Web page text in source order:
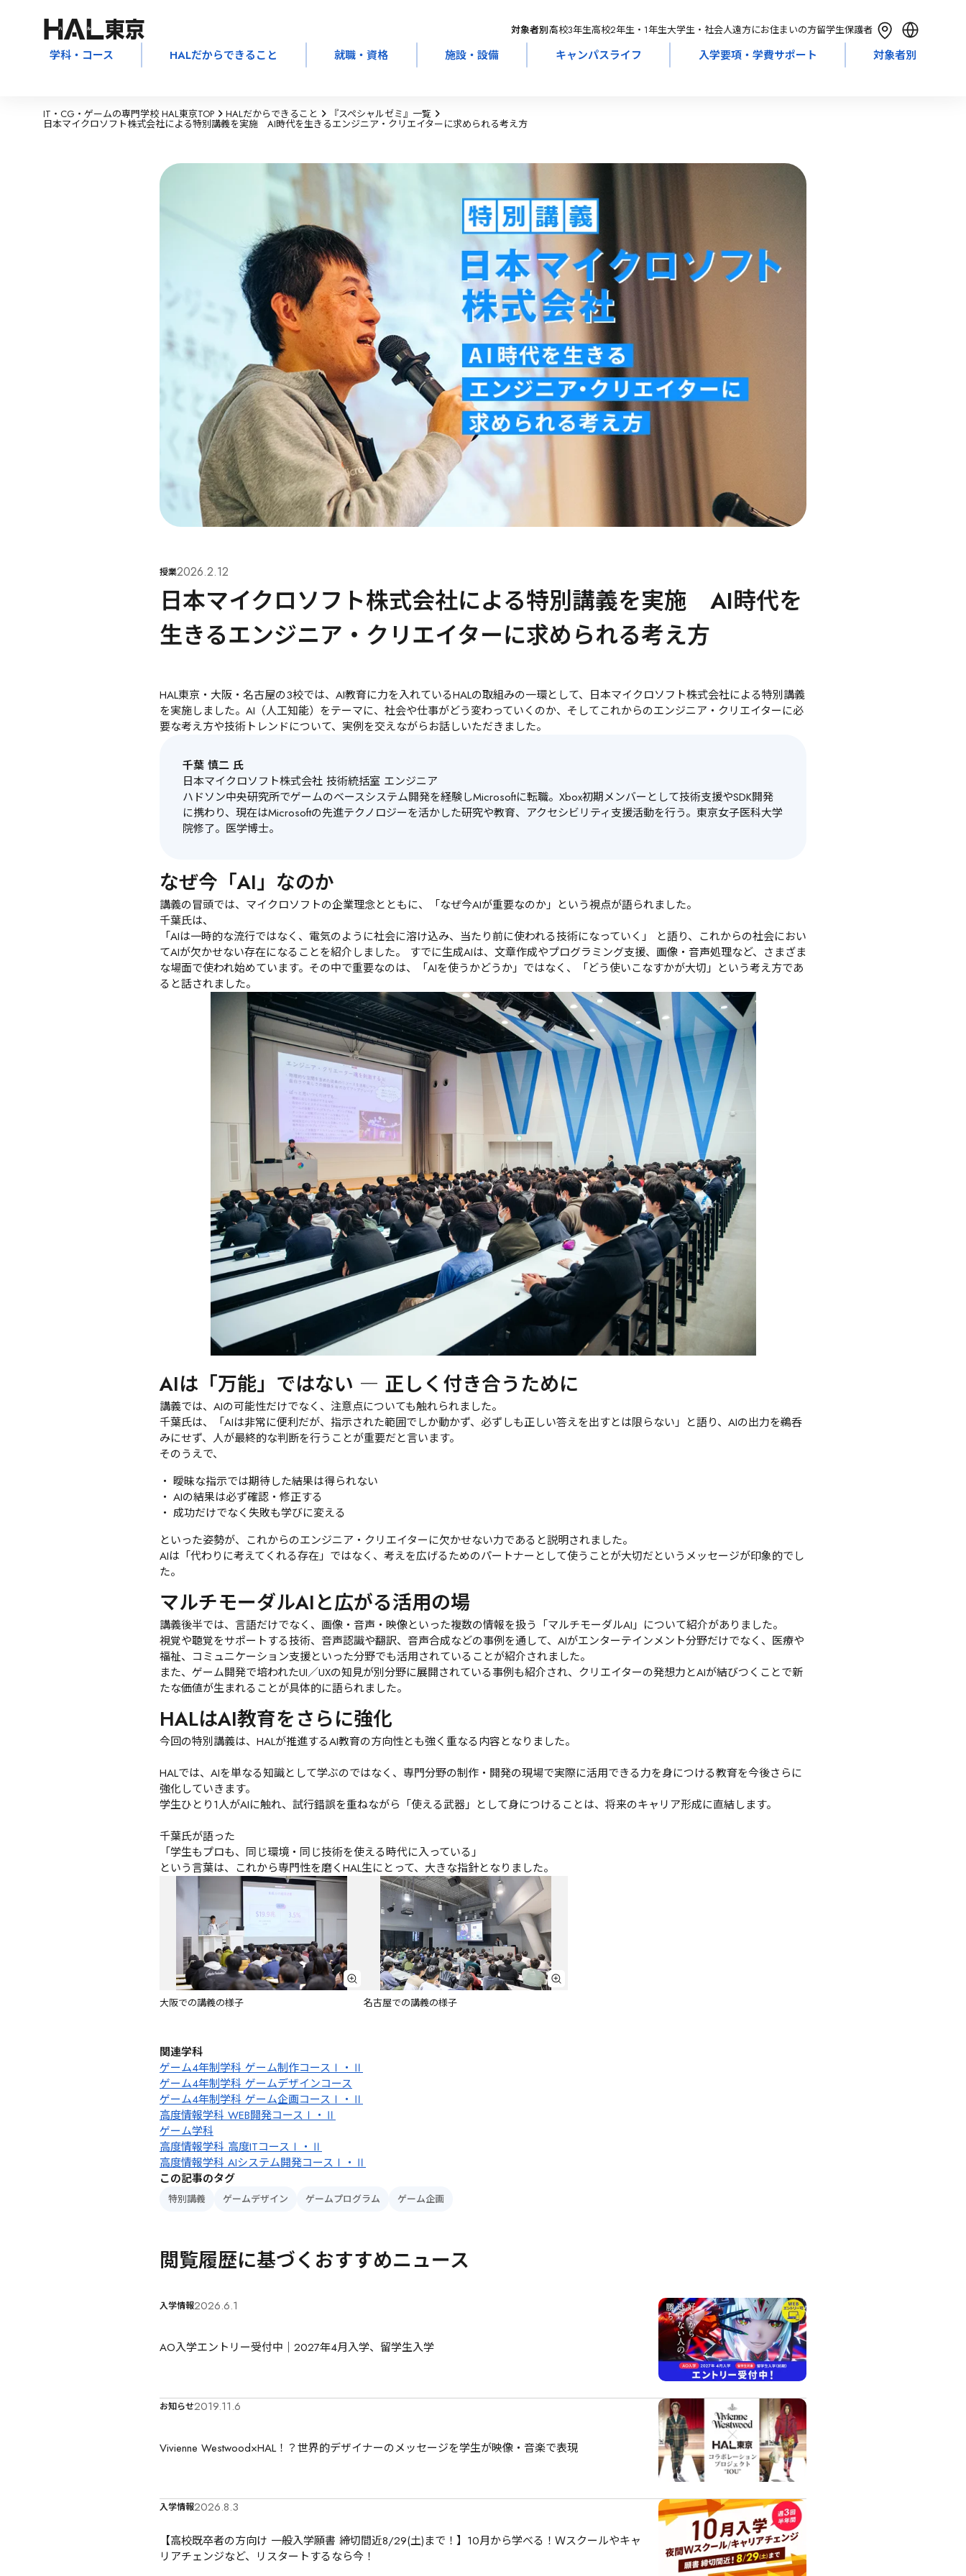
対象者別：高校3年生高校2年生・1年生大学生・社会人遠方にお住まいの方留学生保護者
English
学科・コース HALだからできること 就職・資格 施設・設備 キャンパスライフ 入学要項・学費サポート 対象者別
IT・CG・ゲームの専門学校 HAL東京TOP HALだからできること 『スペシャルゼミ』一覧
日本マイクロソフト株式会社による特別講義を実施 AI時代を生きるエンジニア・クリエイターに求められる考え方
授業2026.2.12
日本マイクロソフト株式会社による特別講義を実施　AI時代を
生きるエンジニア・クリエイターに求められる考え方
HAL東京・大阪・名古屋の3校では、AI教育に力を入れているHALの取組みの一環として、日本マイクロソフト株式会社による特別講義
を実施しました。AI（人工知能）をテーマに、社会や仕事がどう変わっていくのか、そしてこれからのエンジニア・クリエイターに必
要な考え方や技術トレンドについて、実例を交えながらお話しいただきました。
千葉 慎二 氏
日本マイクロソフト株式会社 技術統括室 エンジニア
ハドソン中央研究所でゲームのベースシステム開発を経験しMicrosoftに転職。Xbox初期メンバーとして技術支援やSDK開発
に携わり、現在はMicrosoftの先進テクノロジーを活かした研究や教育、アクセシビリティ支援活動を行う。東京女子医科大学
院修了。医学博士。
なぜ今「AI」なのか
講義の冒頭では、マイクロソフトの企業理念とともに、「なぜ今AIが重要なのか」という視点が語られました。
千葉氏は、
「AIは一時的な流行ではなく、電気のように社会に溶け込み、当たり前に使われる技術になっていく」 と語り、これからの社会におい
てAIが欠かせない存在になることを紹介しました。 すでに生成AIは、文章作成やプログラミング支援、画像・音声処理など、さまざま
な場面で使われ始めています。その中で重要なのは、「AIを使うかどうか」ではなく、「どう使いこなすかが大切」という考え方であ
ると話されました。
AIは「万能」ではない ― 正しく付き合うために
講義では、AIの可能性だけでなく、注意点についても触れられました。
千葉氏は、「AIは非常に便利だが、指示された範囲でしか動かず、必ずしも正しい答えを出すとは限らない」と語り、AIの出力を鵜呑
みにせず、人が最終的な判断を行うことが重要だと言います。
そのうえで、
曖昧な指示では期待した結果は得られない
AIの結果は必ず確認・修正する
成功だけでなく失敗も学びに変える
といった姿勢が、これからのエンジニア・クリエイターに欠かせない力であると説明されました。
AIは「代わりに考えてくれる存在」ではなく、考えを広げるためのパートナーとして使うことが大切だというメッセージが印象的でし
た。
マルチモーダルAIと広がる活用の場
講義後半では、言語だけでなく、画像・音声・映像といった複数の情報を扱う「マルチモーダルAI」について紹介がありました。
視覚や聴覚をサポートする技術、音声認識や翻訳、音声合成などの事例を通して、AIがエンターテインメント分野だけでなく、医療や
福祉、コミュニケーション支援といった分野でも活用されていることが紹介されました。
また、ゲーム開発で培われたUI／UXの知見が別分野に展開されている事例も紹介され、クリエイターの発想力とAIが結びつくことで新
たな価値が生まれることが具体的に語られました。
HALはAI教育をさらに強化
今回の特別講義は、HALが推進するAI教育の方向性とも強く重なる内容となりました。
HALでは、AIを単なる知識として学ぶのではなく、専門分野の制作・開発の現場で実際に活用できる力を身につける教育を今後さらに
強化していきます。
学生ひとり1人がAIに触れ、試行錯誤を重ねながら「使える武器」として身につけることは、将来のキャリア形成に直結します。
千葉氏が語った
「学生もプロも、同じ環境・同じ技術を使える時代に入っている」
という言葉は、これから専門性を磨くHAL生にとって、大きな指針となりました。
大阪での講義の様子 名古屋での講義の様子
関連学科
ゲーム4年制学科 ゲーム制作コースⅠ・Ⅱ
ゲーム4年制学科 ゲームデザインコース
ゲーム4年制学科 ゲーム企画コースⅠ・Ⅱ
高度情報学科 WEB開発コースⅠ・Ⅱ
ゲーム学科
高度情報学科 高度ITコースⅠ・Ⅱ
高度情報学科 AIシステム開発コースⅠ・Ⅱ
この記事のタグ
特別講義 ゲームデザイン ゲームプログラム ゲーム企画
閲覧履歴に基づくおすすめニュース
入学情報2026.6.1
AO入学エントリー受付中｜2027年4月入学、留学生入学
お知らせ2019.11.6
Vivienne Westwood×HAL！？世界的デザイナーのメッセージを学生が映像・音楽で表現
入学情報2026.8.3
【高校既卒者の方向け 一般入学願書 締切間近8/29(土)まで！】10月から学べる！Ｗスクールやキャ
リアチェンジなど、リスタートするなら今！